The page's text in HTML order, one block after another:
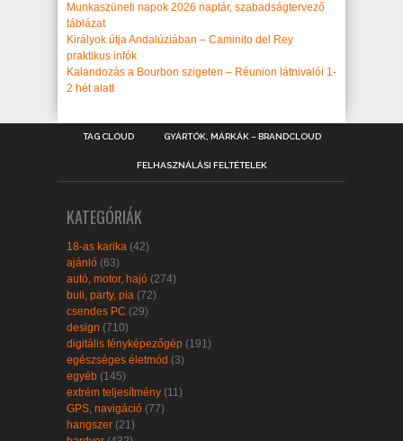
Munkaszüneti napok 2026 naptár, szabadságtervező
táblázat
Királyok útja Andalúziában – Caminito del Rey
praktikus infók
Kalandozás a Bourbon szigeten – Réunion látnivalói 1-
2 hét alatt
TAG CLOUD GYÁRTÓK, MÁRKÁK – BRANDCLOUD
FELHASZNÁLÁSI FELTÉTELEK
KATEGÓRIÁK
18-as karika (42)
ajánló (63)
autó, motor, hajó (274)
buli, party, pia (72)
csendes PC (29)
design (710)
digitális fényképezőgép (191)
egészséges életmód (3)
egyéb (145)
extrém teljesítmény (11)
GPS, navigáció (77)
hangszer (21)